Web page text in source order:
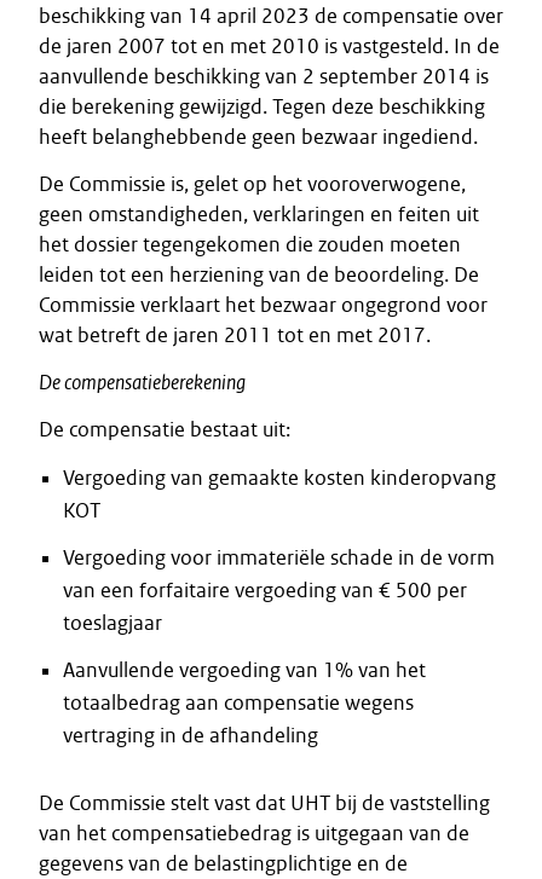
beschikking van 14 april 2023 de compensatie over
de jaren 2007 tot en met 2010 is vastgesteld. In de
aanvullende beschikking van 2 september 2014 is
die berekening gewijzigd. Tegen deze beschikking
heeft belanghebbende geen bezwaar ingediend.
De Commissie is, gelet op het vooroverwogene,
geen omstandigheden, verklaringen en feiten uit
het dossier tegengekomen die zouden moeten
leiden tot een herziening van de beoordeling. De
Commissie verklaart het bezwaar ongegrond voor
wat betreft de jaren 2011 tot en met 2017.
De compensatieberekening
De compensatie bestaat uit:
Vergoeding van gemaakte kosten kinderopvang
KOT
Vergoeding voor immateriële schade in de vorm
van een forfaitaire vergoeding van € 500 per
toeslagjaar
Aanvullende vergoeding van 1% van het
totaalbedrag aan compensatie wegens
vertraging in de afhandeling
De Commissie stelt vast dat UHT bij de vaststelling
van het compensatiebedrag is uitgegaan van de
gegevens van de belastingplichtige en de